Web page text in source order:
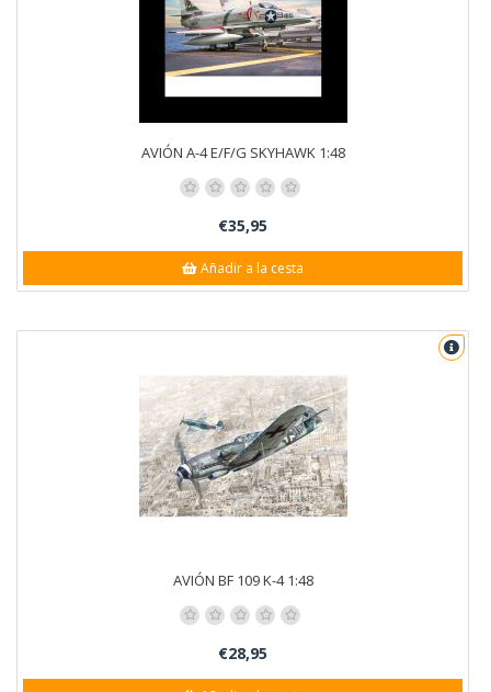
AVIÓN A-4 E/F/G SKYHAWK 1:48
€35,95
Añadir a la cesta
AVIÓN BF 109 K-4 1:48
€28,95